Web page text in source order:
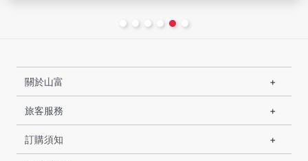
關於山富
旅客服務
訂購須知